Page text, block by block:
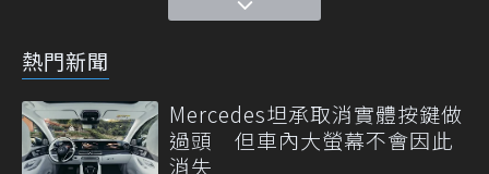
熱門新聞
Mercedes坦承取消實體按鍵做
過頭 但車內大螢幕不會因此
消失